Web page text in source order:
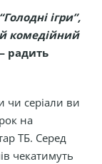
ігри”,
комедійний
радить
чи серіали ви
на
ТБ. Серед
чекатимуть